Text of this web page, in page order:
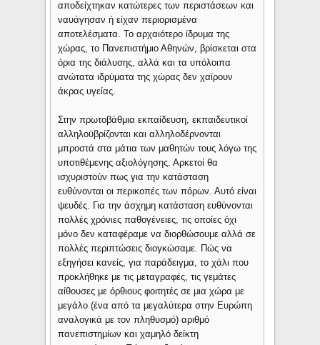
αποδείχτηκαν κατώτερες των περιστάσεων και
ναυάγησαν ή είχαν περιορισμένα
αποτελέσματα. Το αρχαιότερο ίδρυμα της
χώρας, το Πανεπιστήμιο Αθηνών, βρίσκεται στα
όρια της διάλυσης, αλλά και τα υπόλοιπα
ανώτατα ιδρύματα της χώρας δεν χαίρουν
άκρας υγείας.
Στην πρωτοβάθμια εκπαίδευση, εκπαιδευτικοί
αλληλοϋβρίζονται και αλληλοδέρνονται
μπροστά στα μάτια των μαθητών τους λόγω της
υποτιθέμενης αξιολόγησης. Αρκετοί θα
ισχυριστούν πως για την κατάσταση
ευθύνονται οι περικοπές των πόρων. Αυτό είναι
ψευδές. Για την άσχημη κατάσταση ευθύνονται
πολλές χρόνιες παθογένειες, τις οποίες όχι
μόνο δεν καταφέραμε να διορθώσουμε αλλά σε
πολλές περιπτώσεις διογκώσαμε. Πώς να
εξηγήσει κανείς, για παράδειγμα, το χάλι που
προκλήθηκε με τις μεταγραφές, τις γεμάτες
αίθουσες με όρθιους φοιτητές σε μια χώρα με
μεγάλο (ένα από τα μεγαλύτερα στην Ευρώπη
αναλογικά με τον πληθυσμό) αριθμό
πανεπιστημίων και χαμηλό δείκτη